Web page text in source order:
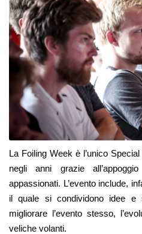
La Foiling Week è l’unico
negli anni grazie
appassionati. L’evento include,
il quale si condividono idee e
migliorare l’evento stesso,
veliche volanti.